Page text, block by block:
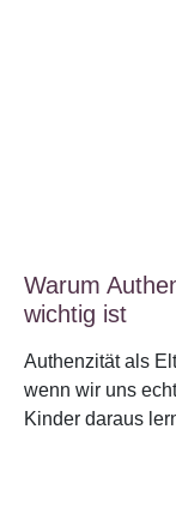
Warum
wichtig ist
Authenzität als
wenn wir uns
Kinder daraus